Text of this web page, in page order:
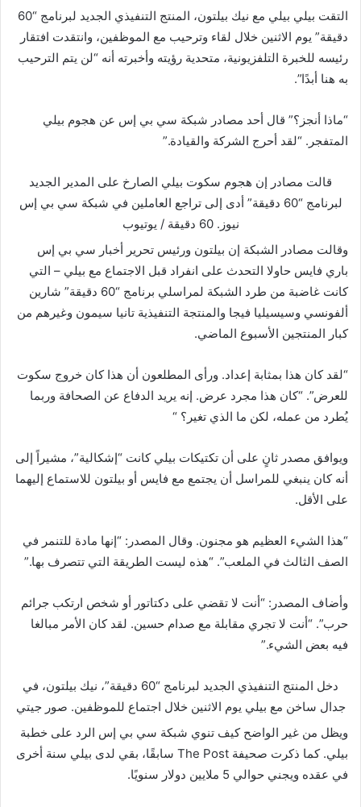
التقت بيلي بيلي مع نيك بيلتون، المنتج التنفيذي الجديد لبرنامج “60
دقيقة” يوم الاثنين خلال لقاء وترحيب مع الموظفين، وانتقدت افتقار
رئيسه للخبرة التلفزيونية، متحدية رؤيته وأخبرته أنه “لن يتم الترحيب
به هنا أبدًا”.
“ماذا أنجز؟” قال أحد مصادر شبكة سي بي إس عن هجوم بيلي
المتفجر. “لقد أحرج الشركة والقيادة.”
قالت مصادر إن هجوم سكوت بيلي الصارخ على المدير الجديد
لبرنامج “60 دقيقة” أدى إلى تراجع العاملين في شبكة سي بي إس
نيوز.60 دقيقة / يوتيوب
وقالت مصادر الشبكة إن بيلتون ورئيس تحرير أخبار سي بي إس
باري فايس حاولا التحدث على انفراد قبل الاجتماع مع بيلي – التي
كانت غاضبة من طرد الشبكة لمراسلي برنامج “60 دقيقة” شارين
ألفونسي وسيسيليا فيجا والمنتجة التنفيذية تانيا سيمون وغيرهم من
كبار المنتجين الأسبوع الماضي.
“لقد كان هذا بمثابة إعداد. ورأى المطلعون أن هذا كان خروج سكوت
للعرض”. “كان هذا مجرد عرض. إنه يريد الدفاع عن الصحافة وربما
يُطرد من عمله، لكن ما الذي تغير؟ “
ويوافق مصدر ثانٍ على أن تكتيكات بيلي كانت “إشكالية”، مشيراً إلى
أنه كان ينبغي للمراسل أن يجتمع مع فايس أو بيلتون للاستماع إليهما
على الأقل.
“هذا الشيء العظيم هو مجنون. وقال المصدر: “إنها مادة للتنمر في
الصف الثالث في الملعب”. “هذه ليست الطريقة التي تتصرف بها.”
وأضاف المصدر: “أنت لا تقضي على دكتاتور أو شخص ارتكب جرائم
حرب”. “أنت لا تجري مقابلة مع صدام حسين. لقد كان الأمر مبالغا
فيه بعض الشيء.”
دخل المنتج التنفيذي الجديد لبرنامج “60 دقيقة”، نيك بيلتون، في
جدال ساخن مع بيلي يوم الاثنين خلال اجتماع للموظفين. صور جيتي
ويظل من غير الواضح كيف تنوي شبكة سي بي إس الرد على خطبة
بيلي. كما ذكرت صحيفة The Post سابقًا، بقي لدى بيلي سنة أخرى
في عقده ويجني حوالي 5 ملايين دولار سنويًا.